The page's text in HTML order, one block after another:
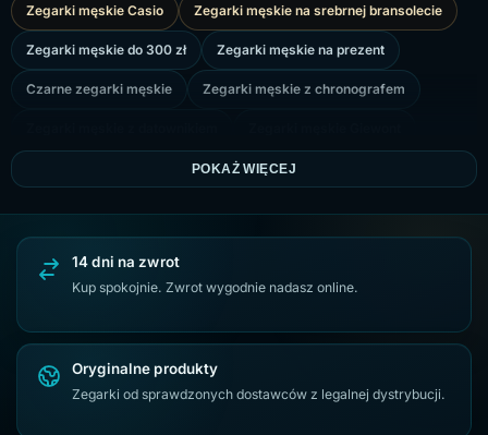
Zegarki męskie Casio Zegarki męskie na srebrnej bransolecie
Zegarki męskie do 300 zł Zegarki męskie na prezent
Czarne zegarki męskie Zegarki męskie z chronografem
Zegarki męskie na złotej bransolecie Zegarki Casio VINTAGE
Zegarki Casio G-SHOCK Zegarki Citizen Eco-Drive
POKAŻ WIĘCEJ
14 dni na zwrot
Kup spokojnie. Zwrot wygodnie nadasz online.
Oryginalne produkty
Zegarki od sprawdzonych dostawców z legalnej dystrybucji.